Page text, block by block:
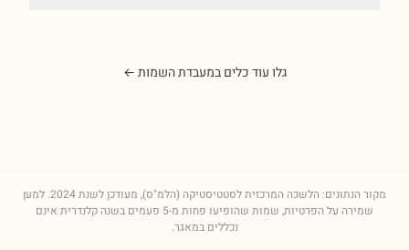
גלו עוד כלים במעבדת השמות ←
מקור הנתונים: הלשכה המרכזית לסטטיסטיקה (הלמ"ס), מעודכן לשנת2024. למען
שמירה על הפרטיות, שמות שהופיעו פחות מ-5 פעמים בשנה קלנדרית אינם
נכללים במאגר.